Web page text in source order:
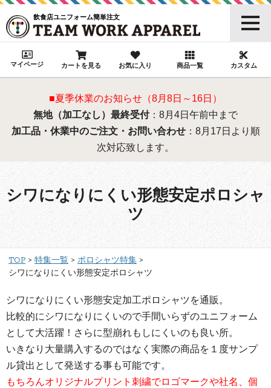
飲食店ユニフォーム簡単注文
マイページ カートを見る お気に入り 商品一覧 カスタム
■夏季休業のお知らせ（8月8日～16日）
無地（加工なし）最終受付：8月4日午前中まで
加工品・休業中のご注文・お問い合わせ：8月17日より順
次対応致します。
シワになりにくい形態安定ポロシャ
ツ
TOP 特集一覧
ポロシャツ特集
シワになりにくい形態安定ポロシャツ
シワになりにくい形態安定加工ポロシャツを通販。
比較的にシワになりにくいので手間いらずのユニフォーム
として大活躍！さらに型崩れもしにくいのも良い所。
いきなり大量購入するのではなく実際の商品を１度サンプ
ル貸出として発送する事も可能です。
もちろんオリジナルプリント刺繍でロゴマークや社名、個